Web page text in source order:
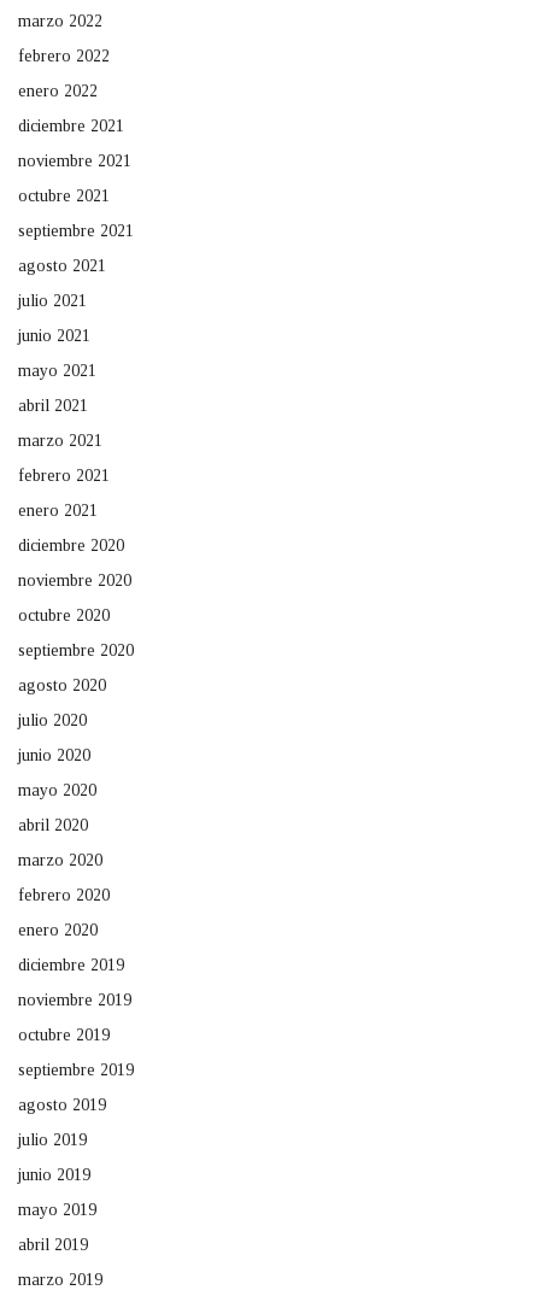
marzo 2022
febrero 2022
enero 2022
diciembre 2021
noviembre 2021
octubre 2021
septiembre 2021
agosto 2021
julio 2021
junio 2021
mayo 2021
abril 2021
marzo 2021
febrero 2021
enero 2021
diciembre 2020
noviembre 2020
octubre 2020
septiembre 2020
agosto 2020
julio 2020
junio 2020
mayo 2020
abril 2020
marzo 2020
febrero 2020
enero 2020
diciembre 2019
noviembre 2019
octubre 2019
septiembre 2019
agosto 2019
julio 2019
junio 2019
mayo 2019
abril 2019
marzo 2019